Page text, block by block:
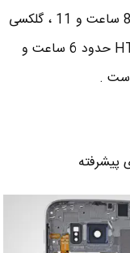
5 حدود 7 ساعت و 38 ، گلکسی اس 6 اج 8 ساعت و 11 ، گلکسی
نوت 4 حدود 8 ساعت و 43 ، HTC One M9 حدود 6 ساعت و
پیشرفته